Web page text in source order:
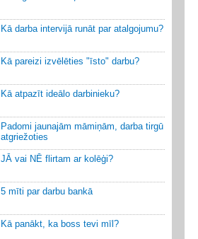
Kā darba intervijā runāt par atalgojumu?
Kā pareizi izvēlēties "īsto" darbu?
Kā atpazīt ideālo darbinieku?
Padomi jaunajām māmiņām, darba tirgū
atgriežoties
JĀ vai NĒ flirtam ar kolēģi?
5 mīti par darbu bankā
Kā panākt, ka boss tevi mīl?